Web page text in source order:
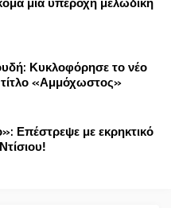
μία υπέροχη μελωδική
Κυκλοφόρησε το νέο
τίτλο «Αμμόχωστος»
Επέστρεψε με εκρηκτικό